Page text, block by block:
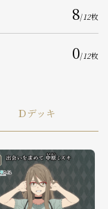
8/ 12枚
0/ 12枚
Ｄデッキ